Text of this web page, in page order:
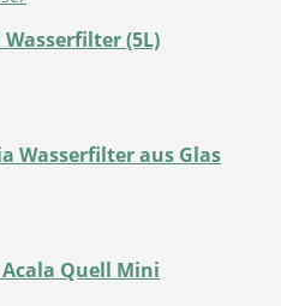
(5L)
Wasserfilter aus Glas
Quell Mini